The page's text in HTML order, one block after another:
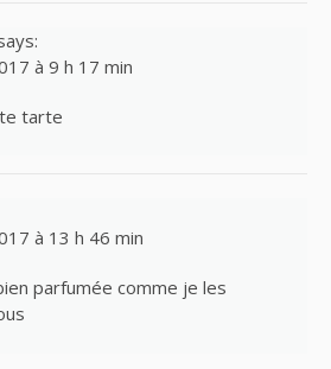
à 9 h 17 min
tarte
à 13 h 46 min
parfumée comme je les